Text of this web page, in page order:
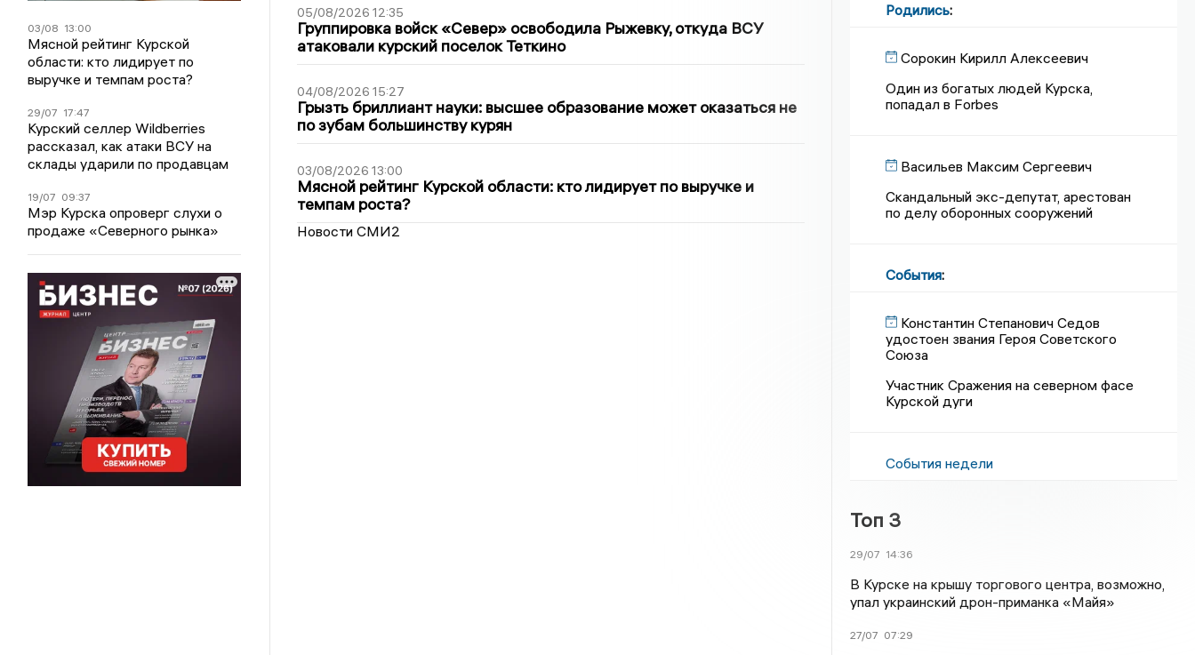
03/08 13:00
Мясной рейтинг Курской
области: кто лидирует по
выручке и темпам роста?
29/07 17:47
Курский селлер Wildberries
рассказал, как атаки ВСУ на
склады ударили по продавцам
19/07 09:37
Мэр Курска опроверг слухи о
продаже «Северного рынка»
05/08/2026 12:35
Группировка войск «Север» освободила Рыжевку, откуда ВСУ
атаковали курский поселок Теткино
04/08/2026 15:27
Грызть бриллиант науки: высшее образование может оказаться не
по зубам большинству курян
03/08/2026 13:00
Мясной рейтинг Курской области: кто лидирует по выручке и
темпам роста?
Новости СМИ2
Родились:
Сорокин Кирилл Алексеевич
Один из богатых людей Курска,
попадал в Forbes
Васильев Максим Сергеевич
Скандальный экс-депутат, арестован
по делу оборонных сооружений
События:
Константин Степанович Седов
удостоен звания Героя Советского
Союза
Участник Сражения на северном фасе
Курской дуги
События недели
Топ 3
29/07 14:36
В Курске на крышу торгового центра, возможно,
упал украинский дрон-приманка «Майя»
27/07 07:29